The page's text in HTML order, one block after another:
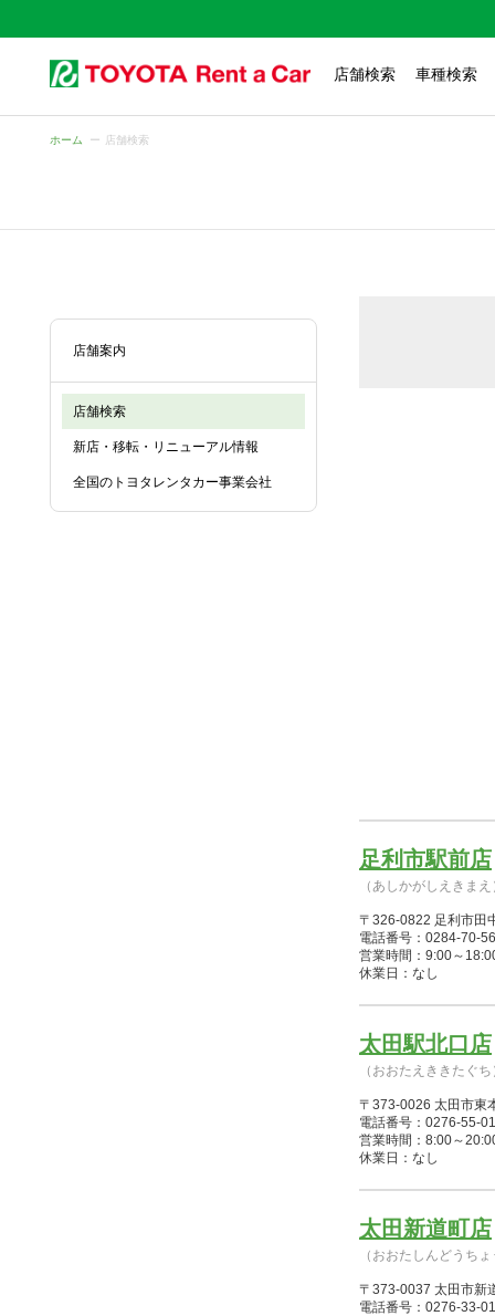
店舗検索 車種検索
ホーム 店舗検索
店舗案内
店舗検索
新店・移転・リニューアル情報
全国のトヨタレンタカー事業会社
足利市駅前店
（あしかがしえきまえ
〒326-0822 足利市田
電話番号：0284-70-
営業時間：9:00～
休業日：なし
太田駅北口店
（おおたえききたぐち
〒373-0026 太田市東
電話番号：0276-55-
営業時間：8:00～
休業日：なし
太田新道町店
（おおたしんどうち
〒373-0037 太田市新
電話番号：0276-33-